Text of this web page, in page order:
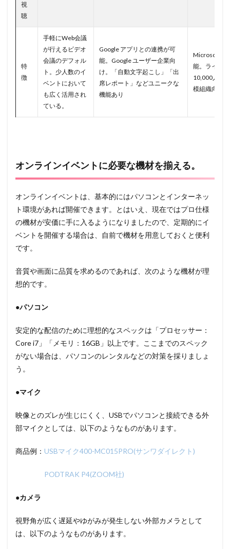
視
聴
特
徴
手軽にWeb会議
が行えるビデオ
会議のデフォル
ト。少人数のイ
ベントにおいて
も広く活用され
ている。
Google アプリとの連携が可
能。Google ユーザー企業向
け。「自動文字起こし」「出
席レポート」などユニークな
機能あり
Microsoft 製
能。ライブ
10,000人ま
模組織向け。
オンラインイベントに必要な機材を揃える。
オンラインイベントは、基本的にはパソコンとインターネッ
ト環境があれば開催できます。とはいえ、現在ではプロ仕様
の機材が安価に手に入るようになりましたので、定期的にイ
ベントを開催する場合は、自前で機材を用意しておくと便利
です。
音質や画面に品質を求めるのであれば、次のような機材が理
想的です。
●パソコン
安定的な配信のために理想的なスペックは「プロセッサー：
Core i7」「メモリ：16GB」以上です。ここまでのスペック
がない場合は、パソコンのレンタルなどの対策を採りましょ
う。
●マイク
映像とのズレが生じにくく、USBでパソコンと接続できる外
部マイクとしては、以下のようなものがあります。
商品例： USBマイク400-MC015PRO(サンワダイレクト)
PODTRAK P4(ZOOM社)
●カメラ
視野角が広く遅延やゆがみが発生しない外部カメラとして
は、以下のようなものがあります。